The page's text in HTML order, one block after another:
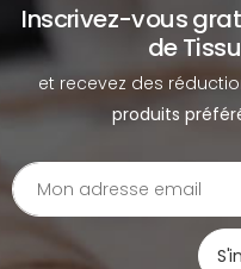
Inscrivez-vous
de
et recevez des
produits